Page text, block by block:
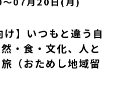
の棚田百選」に選ばれた「岳の
「水源の森百選」に選ばれた
ど、思わず立ち止まりたくなる
自然が重なり合う、“本物”に出
が豊かな佐賀県有田町で実際に
クをしたり、有田焼づくりに関
ー、地元の高校で学ぶ生徒など
り」や「未来のデザイン」を一
けじゃなくて、 “どうしてこの形
け】いつもと違う自
・食・文化、人と
（おためし地域留